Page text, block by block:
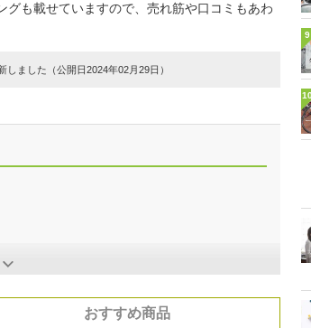
も載せていますので、売れ筋や口コミもあわ
ました（公開日2024年02月29日）
おすすめ商品
9